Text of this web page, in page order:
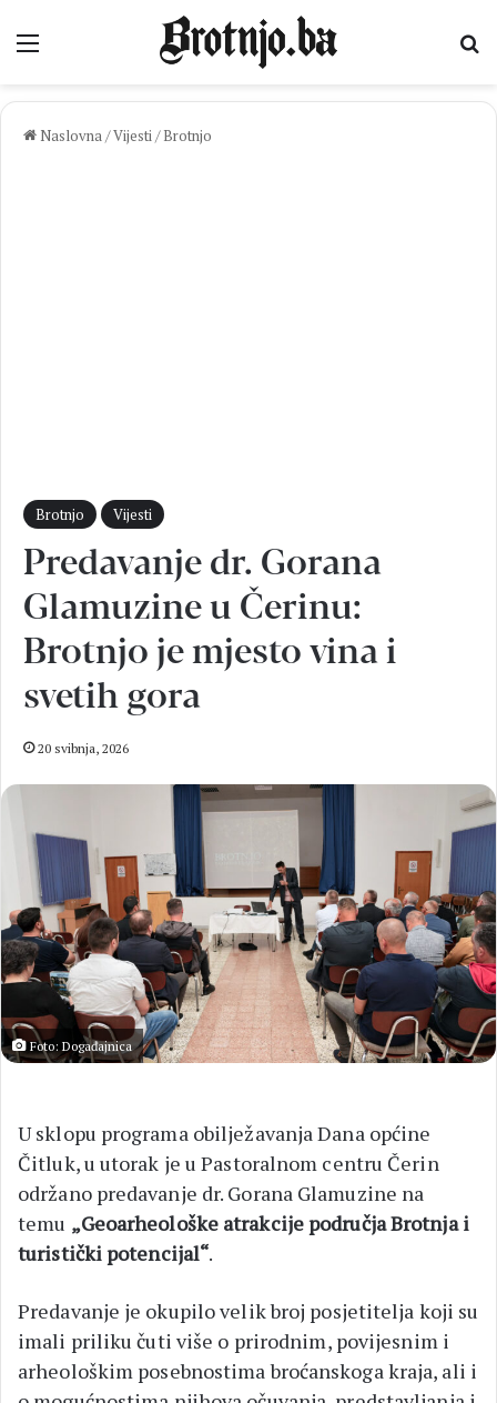
Izbornik
Naslovna/Vijesti/ Brotnjo
Brotnjo Vijesti
Predavanje dr. Gorana
Glamuzine u Čerinu:
Brotnjo je mjesto vina i
svetih gora
20 svibnja, 2026
Foto: Događajnica
U sklopu programa obilježavanja Dana općine
Čitluk, u utorak je u Pastoralnom centru Čerin
održano predavanje dr. Gorana Glamuzine na
temu „Geoarheološke atrakcije područja Brotnja i
turistički potencijal“.
Predavanje je okupilo velik broj posjetitelja koji su
imali priliku čuti više o prirodnim, povijesnim i
arheološkim posebnostima broćanskoga kraja, ali i